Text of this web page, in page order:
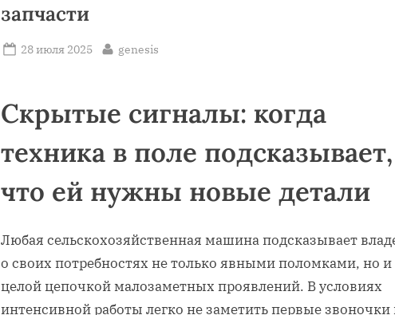
запчасти
Posted
28 июля 2025 By
genesis
Скрытые сигналы: когда
техника в поле подсказывает,
что ей нужны новые детали
Любая сельскохозяйственная машина подсказывает
о своих потребностях не только явными поломками, но и
целой цепочкой малозаметных проявлений. В условиях
интенсивной работы легко не заметить первые звоночки